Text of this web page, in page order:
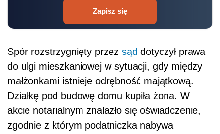
Zapisz się
Spór rozstrzygnięty przez sąd dotyczył prawa
do ulgi mieszkaniowej w sytuacji, gdy między
małżonkami istnieje odrębność majątkową.
Działkę pod budowę domu kupiła żona. W
akcie notarialnym znalazło się oświadczenie,
zgodnie z którym podatniczka nabywa